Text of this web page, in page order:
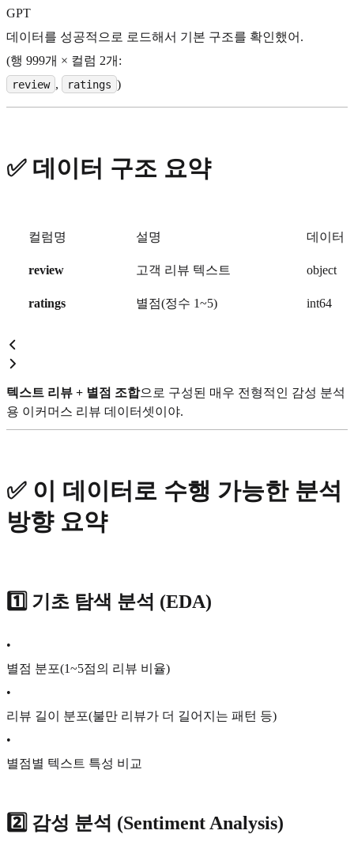
GPT
데이터를 성공적으로 로드해서 기본 구조를 확인했어.
(행 999개 × 컬럼 2개:
review , ratings )
✅ 데이터 구조 요약
컬럼명 설명 데이터
review 고객 리뷰 텍스트 object
ratings 별점(정수 1~5) int64
텍스트 리뷰 + 별점 조합으로 구성된 매우 전형적인 감성 분석
용 이커머스 리뷰 데이터셋이야.
✅ 이 데이터로 수행 가능한 분석
방향 요약
1️⃣ 기초 탐색 분석 (EDA)
•
별점 분포(1~5점의 리뷰 비율)
•
리뷰 길이 분포(불만 리뷰가 더 길어지는 패턴 등)
•
별점별 텍스트 특성 비교
2️⃣ 감성 분석 (Sentiment Analysis)